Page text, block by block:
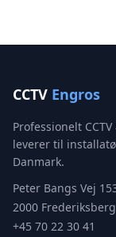
CCTV Engros
Professionelt
leverer til
Danmark.
Peter Bangs Vej
2000 Frederiksberg
+45 70 22 30 41